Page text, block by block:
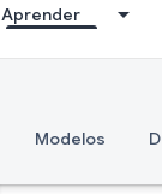
Aprender
Modelos